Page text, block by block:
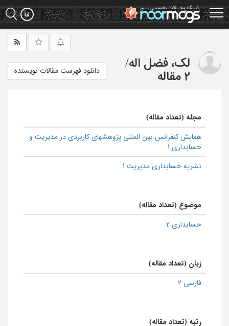
Skip
to
main
لک، فضل اله/
2 مقاله
دانلود فهرست مقالات نویسنده
مجله (تعداد مقاله)
همایش کنفرانس بین المللی پژوهشهای کاربردی در مدیریت و
حسابداری 1
نشریه حسابداری مدیریت 1
موضوع (تعداد مقاله)
حسابداری 2
زبان (تعداد مقاله)
فارسی 2
رتبه (تعداد مقاله)